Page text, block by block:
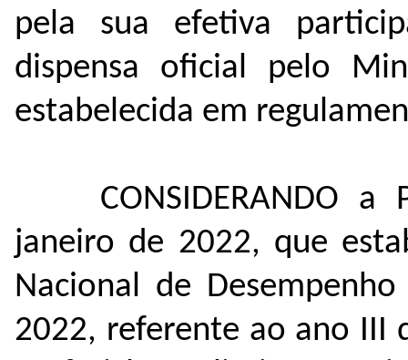
pela sua efetiva
dispensa oficial pelo
estabelecida em
CONSIDERANDO
janeiro de 2022, que
Nacional de
2022, referente ao ano III